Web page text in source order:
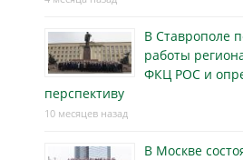
В Ставрополе
работы
ФКЦ РОС и
перспективу
10 месяцев назад
В Москве